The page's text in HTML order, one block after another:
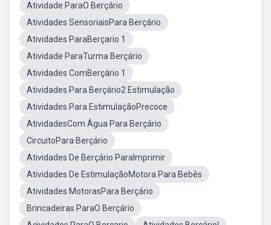
Atividade ParaO Berçário
Atividades SensoriaisPara Berçário
Atividades ParaBerçario 1
Atividade ParaTurma Berçário
Atividades ComBerçário 1
Atividades Para Berçário2 Estimulação
Atividades Para EstimulaçãoPrecoce
AtividadesCom Água Para Berçário
CircuitoPara Berçário
Atividades De Berçário ParaImprimir
Atividades De EstimulaçãoMotora Para Bebês
Atividades MotorasPara Berçário
Brincadeiras ParaO Berçário